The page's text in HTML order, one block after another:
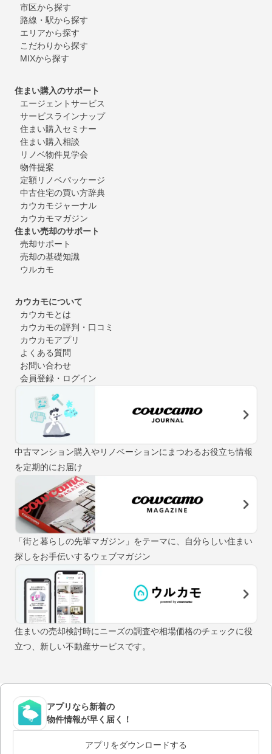
市区から探す
路線・駅から探す
エリアから探す
こだわりから探す
MIXから探す
住まい購入のサポート
エージェントサービス
サービスラインナップ
住まい購入セミナー
住まい購入相談
リノベ物件見学会
物件提案
定額リノベパッケージ
中古住宅の買い方辞典
カウカモジャーナル
カウカモマガジン
住まい売却のサポート
売却サポート
売却の基礎知識
ウルカモ
カウカモについて
カウカモとは
カウカモの評判・口コミ
カウカモアプリ
よくある質問
お問い合わせ
会員登録・ログイン
中古マンション購入やリノベーションにまつわるお役立ち情報
を定期的にお届け
「街と暮らしの先輩マガジン」をテーマに、自分らしい住まい
探しをお手伝いするウェブマガジン
住まいの売却検討時にニーズの調査や相場価格のチェックに役
立つ、新しい不動産サービスです。
アプリなら新着の
物件情報が早く届く！
アプリをダウンロードする